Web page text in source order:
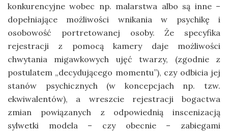
konkurencyjne wobec np. malarstwa albo są inne –
dopełniające możliwości wnikania w psychikę i
osobowość portretowanej osoby. Że specyfika
rejestracji z pomocą kamery daje możliwości
chwytania migawkowych ujęć twarzy, (zgodnie z
postulatem „decydującego momentu”), czy odbicia jej
stanów psychicznych (w koncepcjach np. tzw.
ekwiwalentów), a wreszcie rejestracji bogactwa
zmian powiązanych z odpowiednią inscenizacją
sylwetki modela – czy obecnie – zabiegami